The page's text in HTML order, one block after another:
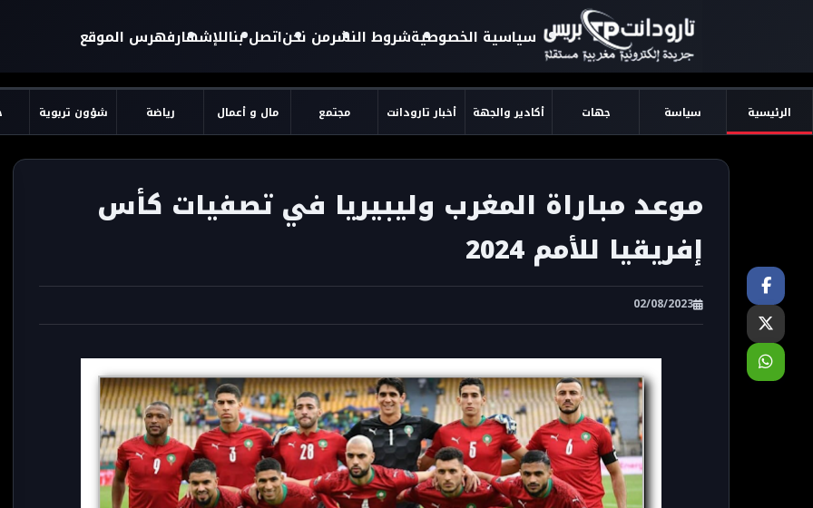
سياسية الخصوصيةشروط النشرمن نحناتصل بناللإشهارفهرس الموقع
الرئيسية سياسة جهات أكادير والجهة أخبار تارودانت مجتمع مال و أعمال رياضة شؤون تربوية
موعد مباراة المغرب وليبيريا في تصفيات كأس
إفريقيا للأمم 2024
02/08/2023